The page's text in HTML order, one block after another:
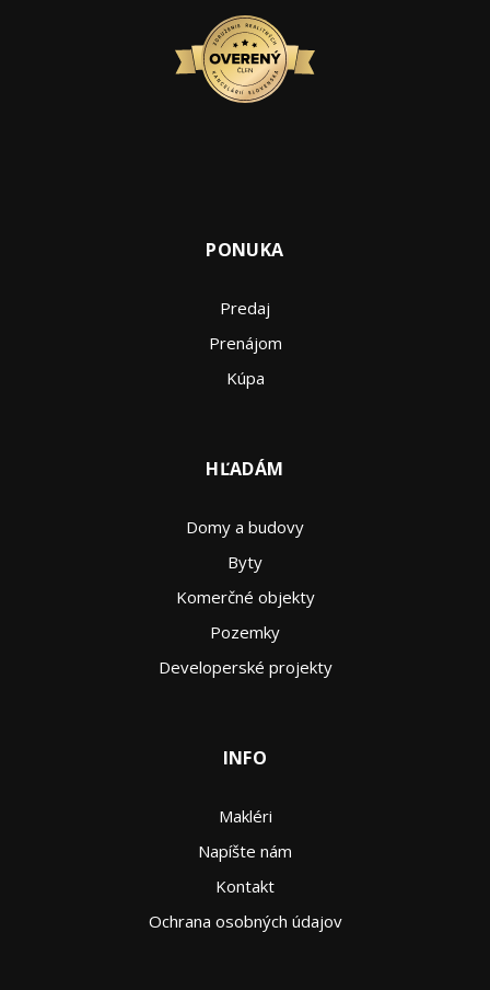
PONUKA
Predaj
Prenájom
Kúpa
HĽADÁM
Domy a budovy
Byty
Komerčné objekty
Pozemky
Developerské projekty
INFO
Makléri
Napíšte nám
Kontakt
Ochrana osobných údajov